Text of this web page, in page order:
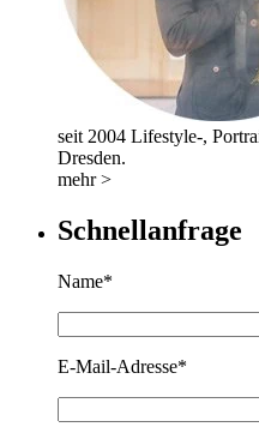
seit 2004 Lifestyle-,
Dresden.
mehr >
Schnellanfrage
Name*
E-Mail-Adresse*